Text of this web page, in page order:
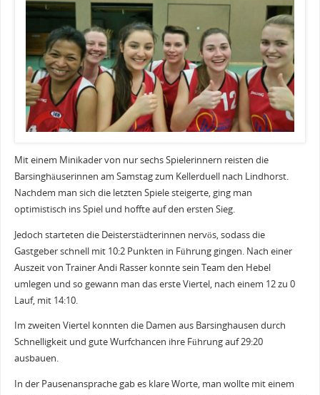
Mit einem Minikader von nur sechs Spielerinnern reisten die
Barsinghäuserinnen am Samstag zum Kellerduell nach Lindhorst.
Nachdem man sich die letzten Spiele steigerte, ging man
optimistisch ins Spiel und hoffte auf den ersten Sieg.
Jedoch starteten die Deisterstädterinnen nervös, sodass die
Gastgeber schnell mit 10:2 Punkten in Führung gingen. Nach einer
Auszeit von Trainer Andi Rasser konnte sein Team den Hebel
umlegen und so gewann man das erste Viertel, nach einem 12 zu 0
Lauf, mit 14:10.
Im zweiten Viertel konnten die Damen aus Barsinghausen durch
Schnelligkeit und gute Wurfchancen ihre Führung auf 29:20
ausbauen.
In der Pausenansprache gab es klare Worte, man wollte mit einem